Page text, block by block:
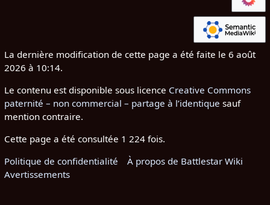
La dernière modification de cette page a été faite le 6 août
2026 à 10:14.
Le contenu est disponible sous licence Creative Commons
paternité – non commercial – partage à l’identique sauf
mention contraire.
Cette page a été consultée 1 224 fois.
Politique de confidentialité
À propos de Battlestar Wiki
Avertissements